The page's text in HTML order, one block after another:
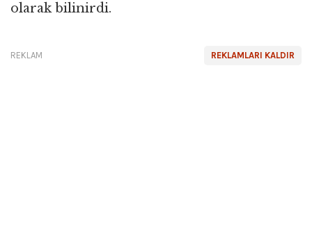
olarak bilinirdi.
REKLAMLARI KALDIR
REKLAM